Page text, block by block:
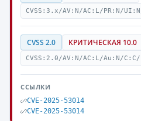
CVSS:3.x/AV:N/AC:L/PR:N/
CVSS 2.0 КРИТИЧЕСКАЯ 10.0
CVSS:2.0/AV:N/AC:L/Au:N/
ССЫЛКИ
CVE-2025-53014
CVE-2025-53014